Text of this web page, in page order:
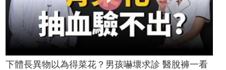
下體長異物以為得菜花？男孩嚇壞求診 醫脫褲一看